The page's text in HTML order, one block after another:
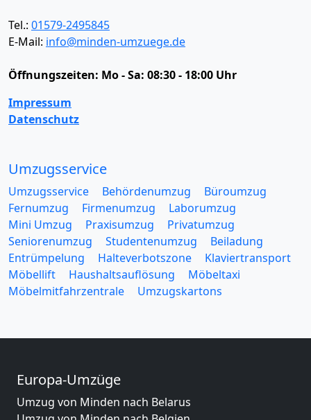
Tel.: 01579-2495845
E-Mail: info@minden-umzuege.de
Öffnungszeiten: Mo - Sa: 08:30 - 18:00 Uhr
Impressum
Datenschutz
Umzugsservice
Umzugsservice Behördenumzug
Büroumzug
Fernumzug
Firmenumzug
Laborumzug
Mini Umzug
Praxisumzug
Privatumzug
Seniorenumzug
Studentenumzug
Beiladung
Entrümpelung
Halteverbotszone
Klaviertransport
Möbellift
Haushaltsauflösung
Möbeltaxi
Möbelmitfahrzentrale
Umzugskartons
Europa-Umzüge
Umzug von Minden nach Belarus